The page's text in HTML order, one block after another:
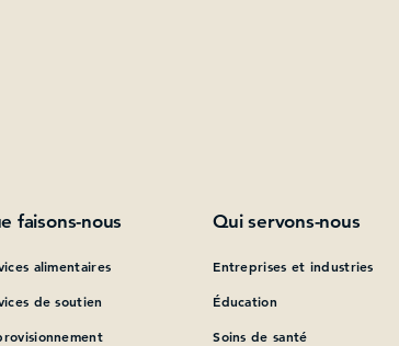
faisons-nous
alimentaires
de soutien
Qui servons-nous
Entreprises et industries
Éducation
Soins de santé
à trouver?